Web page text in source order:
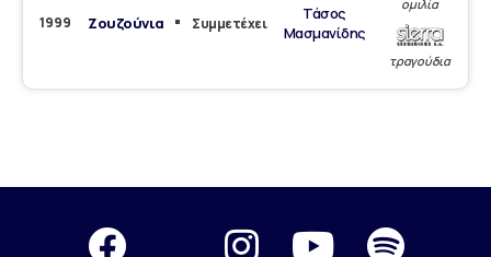
1999 Ζουζούνια Συμμετέχει
Τάσος
Μασμανίδης
ομιλία
τραγούδια